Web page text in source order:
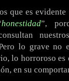
que es evidente
honestidad”,
lo grave no
lo horroroso es
en su